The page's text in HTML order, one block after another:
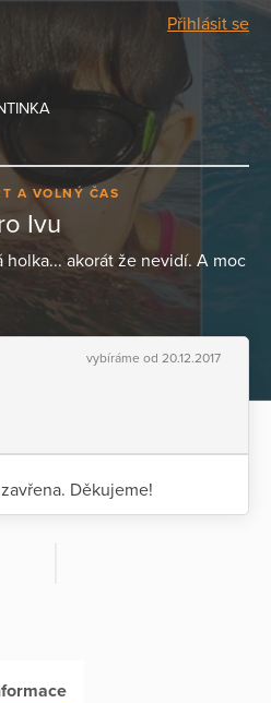
Přihlásit se
A VOLNÝ ČAS
Ivu
akorát že nevidí. A moc
vybíráme od 20.12.2017
Děkujeme!